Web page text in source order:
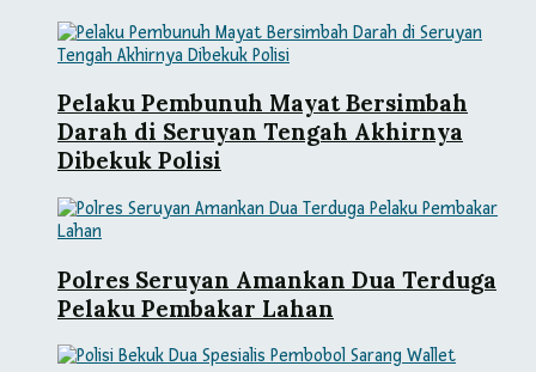
Pelaku Pembunuh Mayat Bersimbah
Darah di Seruyan Tengah Akhirnya
Dibekuk Polisi
Polres Seruyan Amankan Dua Terduga
Pelaku Pembakar Lahan